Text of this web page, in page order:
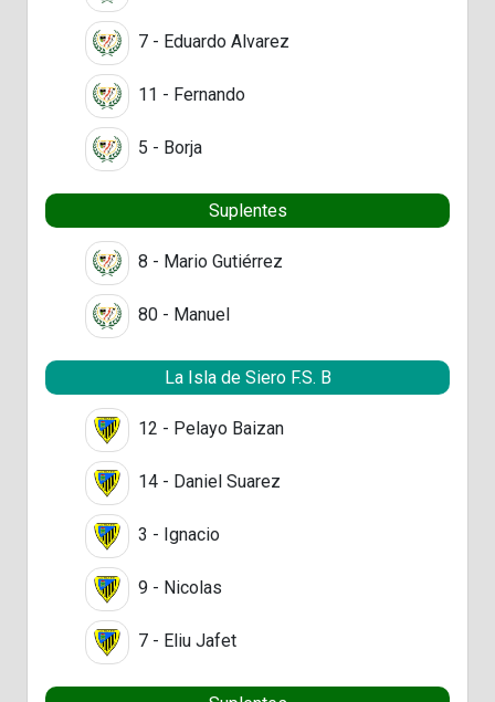
7 - Eduardo Alvarez
11 - Fernando
5 - Borja
Suplentes
8 - Mario Gutiérrez
80 - Manuel
La Isla de Siero F.S. B
12 - Pelayo Baizan
14 - Daniel Suarez
3 - Ignacio
9 - Nicolas
7 - Eliu Jafet